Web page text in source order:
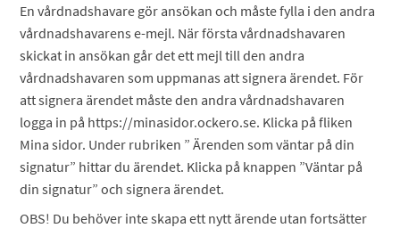
En vårdnadshavare gör ansökan och måste fylla i den andra
vårdnadshavarens e-mejl. När första vårdnadshavaren
skickat in ansökan går det ett mejl till den andra
vårdnadshavaren som uppmanas att signera ärendet. För
att signera ärendet måste den andra vårdnadshavaren
logga in på https://minasidor.ockero.se. Klicka på fliken
Mina sidor. Under rubriken ” Ärenden som väntar på din
signatur” hittar du ärendet. Klicka på knappen ”Väntar på
din signatur” och signera ärendet.
OBS! Du behöver inte skapa ett nytt ärende utan fortsätter